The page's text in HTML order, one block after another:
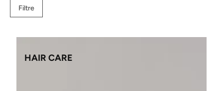
Filtre
HAIR CARE